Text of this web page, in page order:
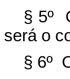
§ 5º
será o
§ 6º